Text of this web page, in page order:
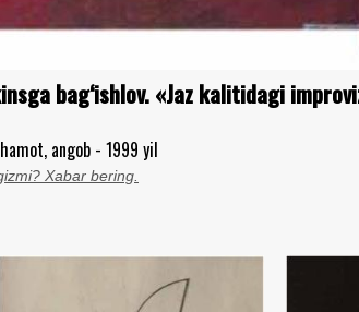
bag‘ishlov. «Jaz kalitidagi
angob - 1999 yil
Xabar bering.